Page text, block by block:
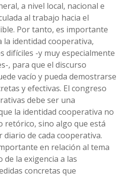
a nivel local, nacional e
al trabajo hacia el
Por tanto, es importante
la identidad cooperativa,
difíciles -y muy especialmente
, para que el discurso
vacío y pueda demostrarse
y efectivas. El congreso
debe ser una
la identidad cooperativa no
retórico, sino algo que está
diario de cada cooperativa.
en relación al tema
de la exigencia a las
concretas que